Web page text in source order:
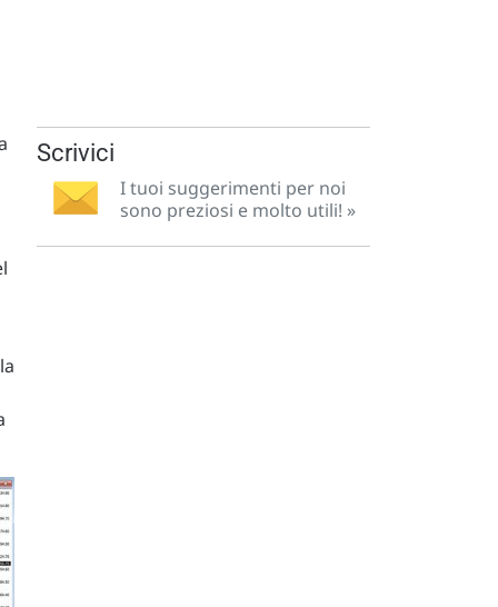
Scrivici
I tuoi suggerimenti per noi
sono preziosi e molto utili! »